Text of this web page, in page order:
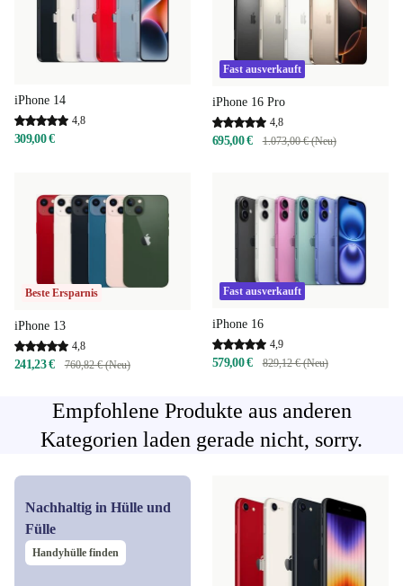
iPhone 14
4,8
309,00 €
Fast ausverkauft
iPhone 16 Pro
4,8
695,00 € 1.073,00 € (Neu)
Beste Ersparnis
iPhone 13
4,8
241,23 € 760,82 € (Neu)
Fast ausverkauft
iPhone 16
4,9
579,00 € 829,12 € (Neu)
Empfohlene Produkte aus anderen
Kategorien laden gerade nicht, sorry.
Nachhaltig in Hülle und
Fülle
Handyhülle finden